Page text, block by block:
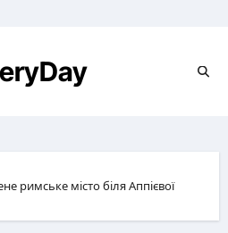
римське місто біля Аппієвої